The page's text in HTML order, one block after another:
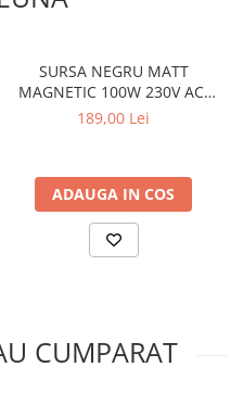
SURSA NEGRU MATT
MAGNETIC 100W 230V AC-
48V DC IP20 2.1A 250 * 23.5
189,00 Lei
ADAUGA IN COS
CUMPARAT